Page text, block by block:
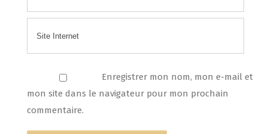
Enregistrer mon nom, mon e-mail et
mon site dans le navigateur pour mon prochain
commentaire.